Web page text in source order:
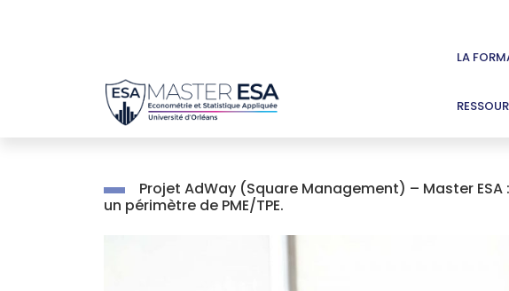
LA
Projet AdWay (Square Management) – Master
un périmètre de PME/TPE.